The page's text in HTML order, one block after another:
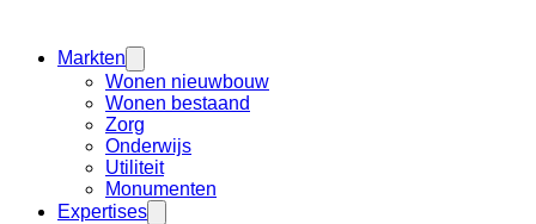
Markten
Wonen nieuwbouw
Wonen bestaand
Zorg
Onderwijs
Utiliteit
Monumenten
Expertises